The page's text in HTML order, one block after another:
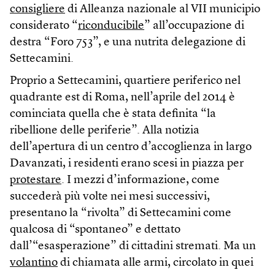
consigliere di Alleanza nazionale al VII municipio
considerato “riconducibile” all’occupazione di
destra “Foro 753”, e una nutrita delegazione di
Settecamini.
Proprio a Settecamini, quartiere periferico nel
quadrante est di Roma, nell’aprile del 2014 è
cominciata quella che è stata definita “la
ribellione delle periferie”. Alla notizia
dell’apertura di un centro d’accoglienza in largo
Davanzati, i residenti erano scesi in piazza per
protestare. I mezzi d’informazione, come
succederà più volte nei mesi successivi,
presentano la “rivolta” di Settecamini come
qualcosa di “spontaneo” e dettato
dall’“esasperazione” di cittadini stremati. Ma un
volantino di chiamata alle armi, circolato in quei